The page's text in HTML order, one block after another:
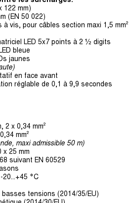
122 mm)
(EN 50 022)
à vis, pour câbles section maxi 1,5 mm²
LED 5x7 points à 2 ½ digits
bleue
jaunes
en face avant
réglable de 0,1 à 9,9 secondes
2 x 0,34 mm²
mm²
maxi admissible 50 m)
x 25 mm
68 suivant EN 60529
-20...+45 °C
basses tensions (2014/35/EU)